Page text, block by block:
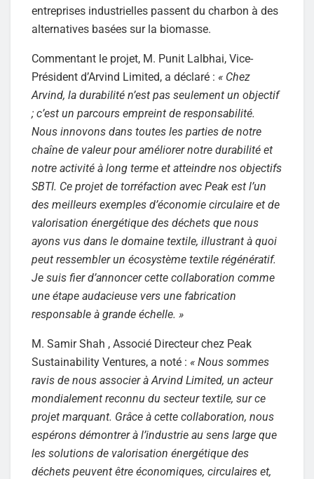
entreprises industrielles passent du charbon à des
alternatives basées sur la biomasse.
Commentant le projet, M. Punit Lalbhai, Vice-
Président d’Arvind Limited, a déclaré : « Chez
Arvind, la durabilité n’est pas seulement un objectif
; c’est un parcours empreint de responsabilité.
Nous innovons dans toutes les parties de notre
chaîne de valeur pour améliorer notre durabilité et
notre activité à long terme et atteindre nos objectifs
SBTI. Ce projet de torréfaction avec Peak est l’un
des meilleurs exemples d’économie circulaire et de
valorisation énergétique des déchets que nous
ayons vus dans le domaine textile, illustrant à quoi
peut ressembler un écosystème textile régénératif.
Je suis fier d’annoncer cette collaboration comme
une étape audacieuse vers une fabrication
responsable à grande échelle. »
M. Samir Shah , Associé Directeur chez Peak
Sustainability Ventures, a noté : « Nous sommes
ravis de nous associer à Arvind Limited, un acteur
mondialement reconnu du secteur textile, sur ce
projet marquant. Grâce à cette collaboration, nous
espérons démontrer à l’industrie au sens large que
les solutions de valorisation énergétique des
déchets peuvent être économiques, circulaires et,